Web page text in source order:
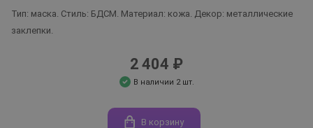
Тип: маска. Стиль: БДСМ. Материал: кожа. Декор: металлические
заклепки.
2 404 ₽
В наличии 2 шт.
В корзину